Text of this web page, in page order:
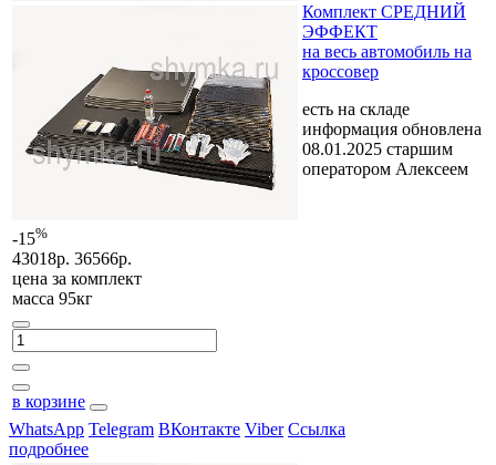
-15%
43018р. 36566р.
цена за комплект
масса 95кг
в корзине
Комплект СРЕДНИЙ
ЭФФЕКТ
на весь автомобиль на
кроссовер
есть на складе
информация обновлена
08.01.2025 старшим
оператором Алексеем
WhatsApp Telegram ВКонтакте Viber Ссылка
подробнее